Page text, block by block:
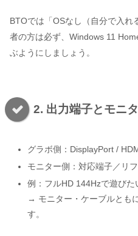
BTOでは「OSなし（自分で入れ
者の方は必ず、Windows 11
ぶようにしましょう。
2. 出力端子とモニ
グラボ側：DisplayPort /
モニター側：対応端子／リ
例：フルHD 144Hzで遊びた
→ モニター・ケーブルとも
す。